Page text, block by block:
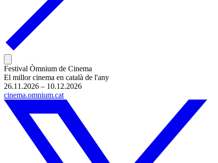
Festival Òmnium de Cinema
El millor cinema en català de l'any
26.11.2026 – 10.12.2026
cinema.omnium.cat